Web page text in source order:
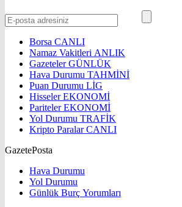
Borsa CANLI
Namaz Vakitleri ANLIK
GazetelerGÜNLÜK
Hava Durumu TAHMİNİ
Puan Durumu LİG
HisselerEKONOMİ
ParitelerEKONOMİ
Yol Durumu TRAFİK
Kripto ParalarCANLI
GazetePosta
Hava Durumu
Yol Durumu
Günlük Burç Yorumları